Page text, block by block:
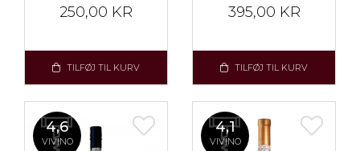
250,00 KR
TILFØJ TIL KURV
395,00 KR
TILFØJ TIL KURV
4,6
VIVINO
4,1
VIVINO